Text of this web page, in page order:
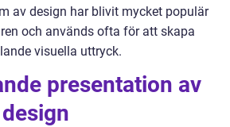
av design har blivit mycket populär
och används ofta för att skapa
visuella uttryck.
presentation av